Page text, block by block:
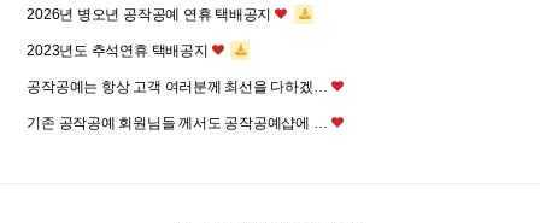
2026년 병오년 공작공예 연휴 택배공지
2023년도 추석연휴 택배공지
공작공예는 항상 고객 여러분께 최선을 다하겠…
기존 공작공예 회원님들 께서도 공작공예샵에 …